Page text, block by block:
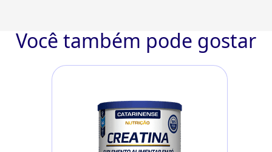
Você também pode gostar